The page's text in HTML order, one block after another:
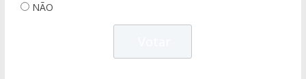
NÃO